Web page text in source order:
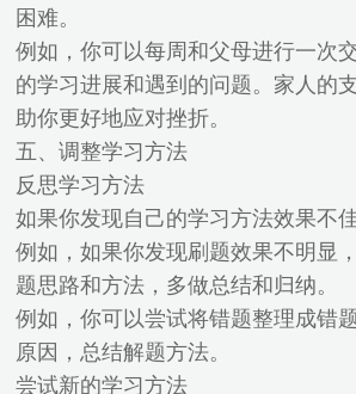
困难。
例如，你可以每周和父母进行一次
的学习进展和遇到的问题。家人的
助你更好地应对挫折。
五、调整学习方法
反思学习方法
如果你发现自己的学习方法效果不
例如，如果你发现刷题效果不明显
题思路和方法，多做总结和归纳。
例如，你可以尝试将错题整理成错
原因，总结解题方法。
尝试新的学习方法